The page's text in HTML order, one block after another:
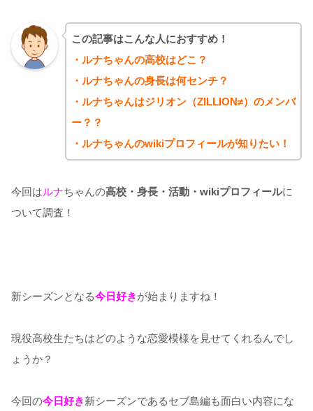
この記事はこんな人におすすめ！
・ルナちゃんの高校はどこ？
・ルナちゃんの身長は何センチ？
・ルナちゃんはジリオン（ZILLION≠）のメンバ
ー？？
・ルナちゃんのwikiプロフィールが知りたい！
今回はルナちゃんの高校・身長・活動・wikiプロフィールに
ついて調査！
新シーズンとなる今日好きが始まりますね！
現役高校生たちはどのような恋愛模様を見せてくれるんでし
ょうか？
今回の今日好き新シーズンであるセブ島編も面白い内容にな